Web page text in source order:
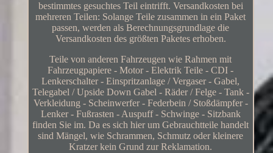
bestimmtes gesuchtes Teil eintrifft. Versandkosten bei
mehreren Teilen: Solange Teile zusammen in ein Paket
passen, werden als Berechnungsgrundlage die
Versandkosten des größten Paketes erhoben.
Teile von anderen Fahrzeugen wie Rahmen mit
Fahrzeugpapiere - Motor - Elektrik Teile - CDI -
Lenkerschalter - Einspritzanlage / Vergaser - Gabel,
Telegabel / Upside Down Gabel - Räder / Felge - Tank -
Verkleidung - Scheinwerfer - Federbein / Stoßdämpfer -
Lenker - Fußrasten - Auspuff - Schwinge - Sitzbank
finden Sie im. Da es sich hier um Gebrauchtteile handelt
sind Mängel, wie Schrammen, Schmutz oder kleinere
Kratzer kein Grund zur Reklamation.